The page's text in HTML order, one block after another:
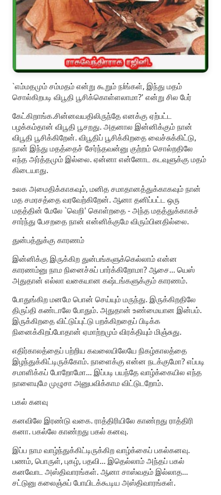
`எம்மதமும் சம்மதம் என்று கூறும் நíங்கள், இந்து மதம்
சொல்கிறபடி விபூதி பூசிக்கொள்ளலாமா?' என்று சில பேர்
கேட்கிறாங்க.சின்னவயதிலிருந்தே எனக்கு ஏற்பட்ட
பழக்கம்தான் விபூதி பூசறது. அதனால இன்னிக்கும் நான்
விபூதி பூசிக்கிறேன். விபூதிப் பூசிக்கிறதை வைச்சுக்கிட்டு,
நான் இந்து மதத்தைச் சேர்ந்தவன்னு குற்றம் சொல்றதிலே
எந்த அர்த்தமும் இல்லை. ஏன்னா என்னோட கடவுளுக்கு மதம்
கிடையாது.
உலக அமைதிக்காகவும், மனித சமாதானத்துக்காகவும் நான்
மத சமரசத்தை வரவேற்கிறேன். ஆனா தனிப்பட்ட ஒரு
மதத்தின் மேலே `வெறி' கொள்றதை - அந்த மதத்துக்காகச்
சார்ந்து பேசறதை நான் என்னிக்குமே விரும்பினதில்லை.
துன்பத்துக்கு காரணம்
இன்னிக்கு இருக்கிற துன்பங்களுக்கெல்லாம் என்ன
காரணம்னு நாம நினைச்சுப் பார்க்கிறோமா? ஆசை... யெஸ்
அதுதான் எல்லா வகையான கஷ்டங்களுக்கும் காரணம்.
போதுங்கிற மனமே பொன் செய்யும் மருந்து. இருக்கிறதிலே
திருப்தி கண்டாலே போதும். அதுதான் உண்மையான இன்பம்.
இருக்கிறதை விட்டுப்புட்டு பறக்கிறதைப் பிடிக்க
நினைக்கிறப்போதான் ஏமாற்றமும் விரக்தியும் மிஞ்சுது.
எதிர்காலத்தைப் பற்றிய கவலையிலேயே நிகழ்காலத்தை
இழந்துக்கிட்டிருக்கோம். நாளைக்கு என்ன நடக்குமோ? எப்படி
சமாளிக்கப் போறோமோ... இப்படி பயந்தே வாழ்க்கையில எந்த
நாளையுமே முழுசா அனுபவிக்காம விட்டுடறோம்.
பகல் கனவு
கனவிலே இரண்டு வகை. ராத்திரியிலே காண்றது ராத்திரி
கனா. பகல்லே காண்றது பகல் கனவு.
இப்ப நாம வாழ்ந்துக்கிட்டிருக்கிற வாழ்க்கைப் பகல்கனவு.
பணம், பொருள், புகழ், பதவி... இதெல்லாம் அந்தப் பகல்
கனவோட அஸ்திவாரங்கள். ஆனா சாஸ்வதம் இல்லாத...
சட்டுனு கலைஞ்சுப் போயிடக்கூடிய அஸ்திவாரங்கள்.